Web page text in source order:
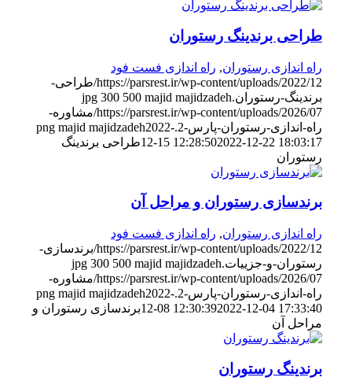
طراحی برندینگ رستوران
راه اندازی رستوران,راه اندازی فست فود
https://parsrest.ir/wp-content/uploads/2022/12/طراحی-
برندینگ-رستوران.jpg
300 500 majid majidzadeh
https://parsrest.ir/wp-content/uploads/2026/07/مشاوره-
راه-اندازی-رستوران-پارس-2.png
majid majidzadeh2022-
12-15 12:28:502022-12-22 18:03:17
طراحی برندینگ
رستوران
برندسازی رستوران و مراحل آن
راه اندازی رستوران,راه اندازی فست فود
https://parsrest.ir/wp-content/uploads/2022/12/برندسازی-
رستوران-و-جزییات.jpg
300 500 majid majidzadeh
https://parsrest.ir/wp-content/uploads/2026/07/مشاوره-
راه-اندازی-رستوران-پارس-2.png
majid majidzadeh2022-
12-08 12:30:392022-12-04 17:33:40
برندسازی رستوران و
مراحل آن
برندینگ رستوران